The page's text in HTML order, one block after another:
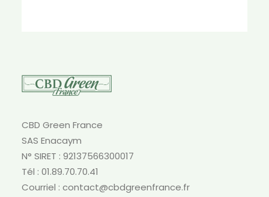
CBD Green France
SAS Enacaym
N° SIRET : 92137566300017
Tél : 01.89.70.70.41
Courriel : contact@cbdgreenfrance.fr